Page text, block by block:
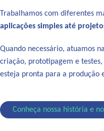
Trabalhamos com diferentes
aplicações simples até
Quando necessário, atuamos
criação, prototipagem e
esteja pronta para a produção
Conheça nossa história e